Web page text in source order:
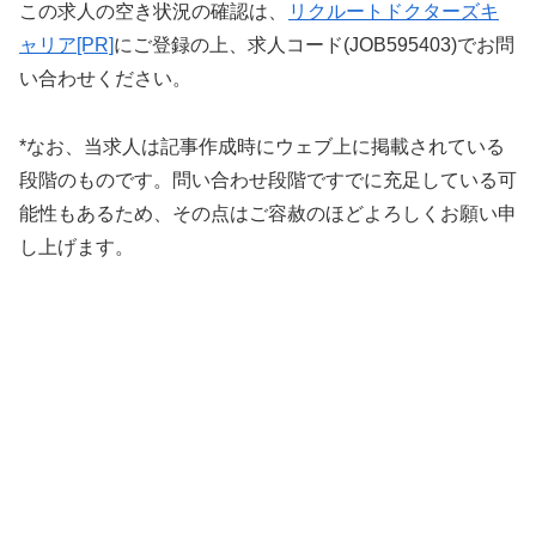
この求人の空き状況の確認は、
リクルートドクターズキ
ャリア[PR] にご登録の上、求人コード(JOB595403)でお問
い合わせください。
*なお、当求人は記事作成時にウェブ上に掲載されている
段階のものです。問い合わせ段階ですでに充足している可
能性もあるため、その点はご容赦のほどよろしくお願い申
し上げます。